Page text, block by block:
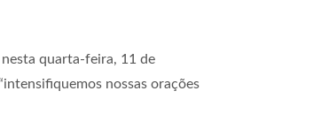
nesta quarta-feira, 11 de
nossas orações